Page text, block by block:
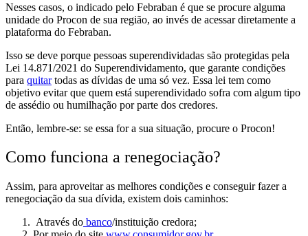
Nesses casos, o indicado pelo Febraban é que se procure alguma
unidade do Procon de sua região, ao invés de acessar diretamente a
plataforma do Febraban.
Isso se deve porque pessoas superendividadas são protegidas pela
Lei 14.871/2021 do Superendividamento, que garante condições
para quitartodas as dívidas de uma só vez. Essa lei tem como
objetivo evitar que quem está superendividado sofra com algum tipo
de assédio ou humilhação por parte dos credores.
Então, lembre-se: se essa for a sua situação, procure o Procon!
Como funciona a renegociação?
Assim, para aproveitar as melhores condições e conseguir fazer a
renegociação da sua dívida, existem dois caminhos:
Através do banco/instituição credora;